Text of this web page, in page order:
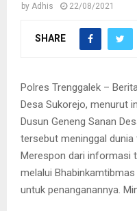
by Adhis 22/08/2021
SHARE
Polres Trenggalek –
Desa Sukorejo, menurut
Dusun Geneng Sanan
tersebut meninggal
Merespon dari informasi
melalui
untuk penanganannya.